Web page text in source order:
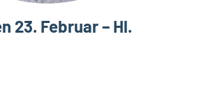
23. Februar – Hl.